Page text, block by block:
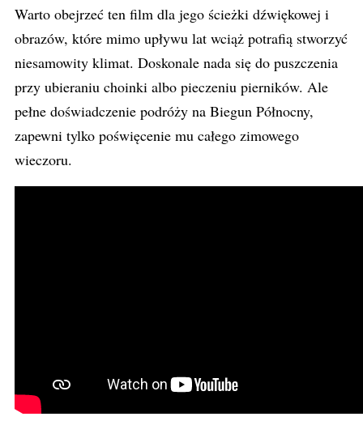
Warto obejrzeć ten film dla jego ścieżki dźwiękowej i
obrazów, które mimo upływu lat wciąż potrafią stworzyć
niesamowity klimat. Doskonale nada się do puszczenia
przy ubieraniu choinki albo pieczeniu pierników. Ale
pełne doświadczenie podróży na Biegun Północny,
zapewni tylko poświęcenie mu całego zimowego
wieczoru.